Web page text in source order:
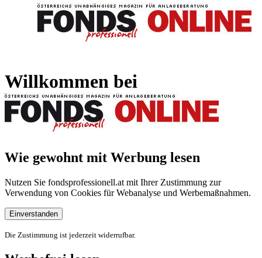
Willkommen bei
Wie gewohnt mit Werbung lesen
Nutzen Sie fondsprofessionell.at mit Ihrer Zustimmung zur
Verwendung von Cookies für Webanalyse und Werbemaßnahmen.
Einverstanden
Die Zustimmung ist jederzeit widerrufbar.